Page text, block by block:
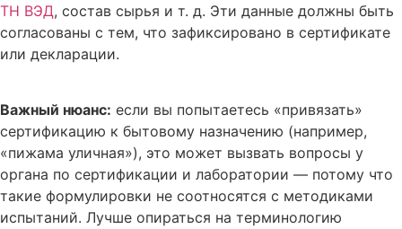
ТН ВЭД, состав сырья и т. д. Эти данные должны быть
согласованы с тем, что зафиксировано в сертификате
или декларации.
Важный нюанс: если вы попытаетесь «привязать»
сертификацию к бытовому назначению (например,
«пижама уличная»), это может вызвать вопросы у
органа по сертификации и лаборатории — потому что
такие формулировки не соотносятся с методиками
испытаний. Лучше опираться на терминологию